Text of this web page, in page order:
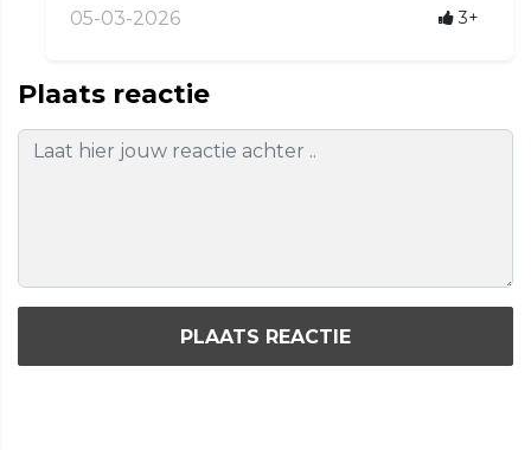
05-03-2026 3+
Plaats reactie
PLAATS REACTIE